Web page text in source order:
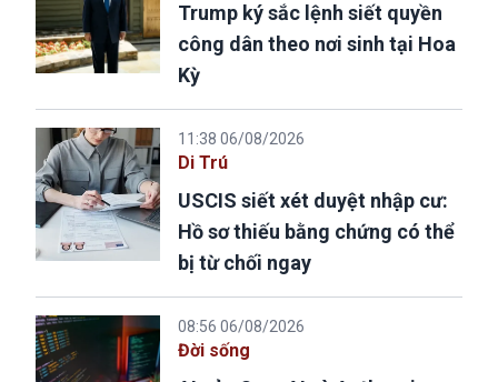
Trump ký sắc lệnh siết quyền
công dân theo nơi sinh tại Hoa
Kỳ
11:38 06/08/2026
Di Trú
USCIS siết xét duyệt nhập cư:
Hồ sơ thiếu bằng chứng có thể
bị từ chối ngay
08:56 06/08/2026
Đời sống